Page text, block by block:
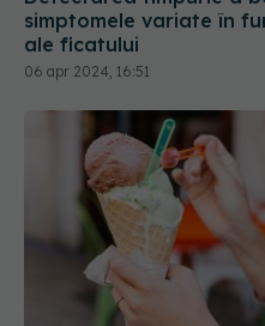
Un aditiv găsit des în